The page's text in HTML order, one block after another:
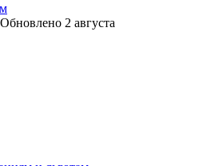
Обновлено 2 августа